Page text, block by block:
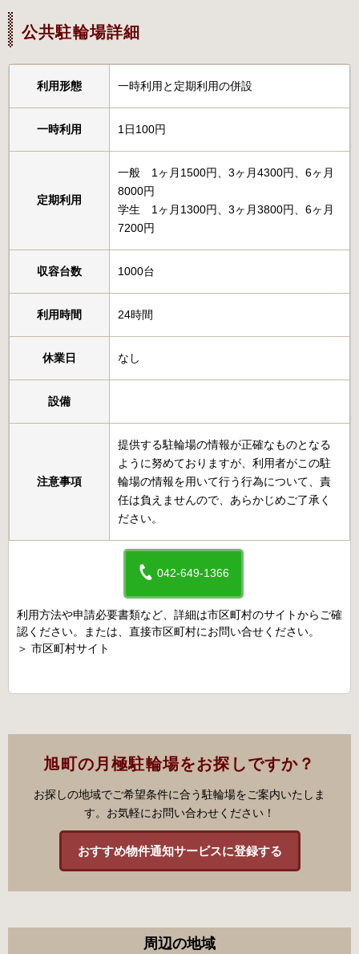
公共駐輪場詳細
利用形態 一時利用と定期利用の併設
一時利用 1日100円
定期利用
一般 1ヶ月1500円、3ヶ月4300円、6ヶ月
8000円
学生 1ヶ月1300円、3ヶ月3800円、6ヶ月
7200円
収容台数 1000台
利用時間 24時間
休業日 なし
設備
注意事項
提供する駐輪場の情報が正確なものとなる
ように努めておりますが、利用者がこの駐
輪場の情報を用いて行う行為について、責
任は負えませんので、あらかじめご了承く
ださい。
042-649-1366
利用方法や申請必要書類など、詳細は市区町村のサイトからご確
認ください。または、直接市区町村にお問い合せください。
＞ 市区町村サイト
旭町の月極駐輪場をお探しですか？
お探しの地域でご希望条件に合う駐輪場をご案内いたしま
す。お気軽にお問い合わせください！
おすすめ物件通知サービスに登録する
周辺の地域